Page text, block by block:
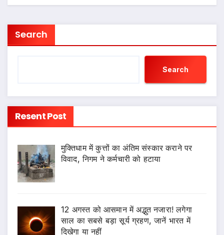
Search
Search
Resent Post
मुक्तिधाम में कुत्तों का अंतिम संस्कार कराने पर
विवाद, निगम ने कर्मचारी को हटाया
12 अगस्त को आसमान में अद्भुत नजारा! लगेगा
साल का सबसे बड़ा सूर्य ग्रहण, जानें भारत में
दिखेगा या नहीं